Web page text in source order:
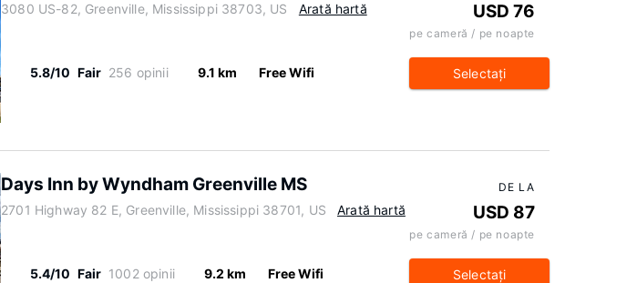
3080 US-82, Greenville, Mississippi 38703, US Arată hartă
5.8/10 Fair 256 opinii 9.1 km Free Wifi
USD 76
pe cameră / pe noapte
Selectaţi
Days Inn by Wyndham Greenville MS
2701 Highway 82 E, Greenville, Mississippi 38701, US Arată hartă
5.4/10 Fair 1002 opinii 9.2 km Free Wifi
DE LA
USD 87
pe cameră / pe noapte
Selectaţi